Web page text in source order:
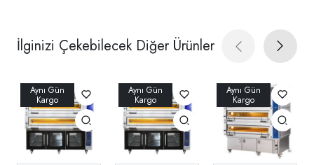
İlginizi Çekebilecek Diğer Ürünler